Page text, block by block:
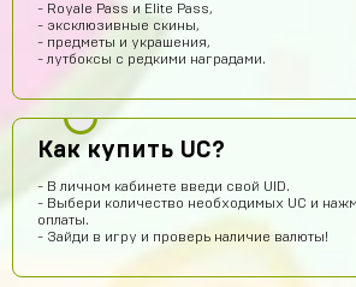
- Royale Pass и Elite Pass,
- эксклюзивные скины,
- предметы и украшения,
- лутбоксы с редкими наградами.
Как купить UC?
- В личном кабинете введи свой UID.
- Выбери количество необходимых UC и
оплаты.
- Зайди в игру и проверь наличие валюты!
arsenijmakarov719
сомневаеца берите не пожилеете
Савелий Попов
пришло